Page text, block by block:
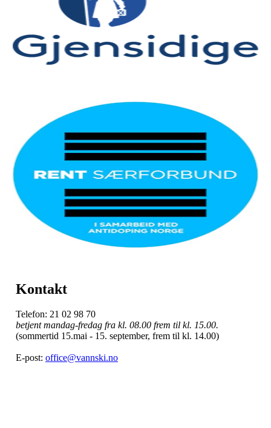
Kontakt
Telefon: 21 02 98 70
betjent mandag-fredag fra kl. 08.00 frem til kl. 15.00.
(sommertid 15.mai - 15. september, frem til kl. 14.00)
E-post: office@vannski.no